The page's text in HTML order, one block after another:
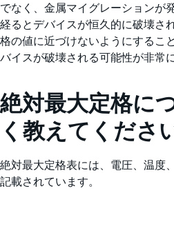
でなく、金属マイグレーションが
経るとデバイスが恒久的に破壊さ
格の値に近づけないようにするこ
バイスが破壊される可能性が非常
絶対最大定格に
く教えてくださ
絶対最大定格表には、電圧、温度
記載されています。